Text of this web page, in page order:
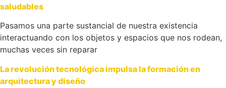
saludables
Pasamos una parte sustancial de nuestra existencia
interactuando con los objetos y espacios que nos rodean,
muchas veces sin reparar
La revolución tecnológica impulsa la formación en
arquitectura y diseño